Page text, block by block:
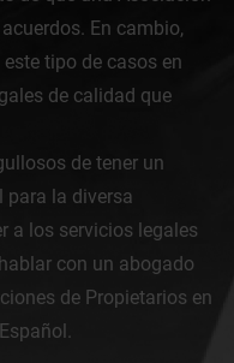
En cambio,
tipo de casos en
de calidad que
de tener un
para la diversa
a los servicios legales
con un abogado
de Propietarios en